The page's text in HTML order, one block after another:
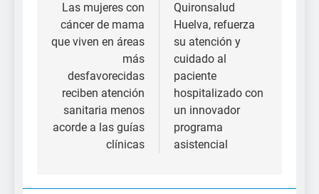
de
entradas
Las mujeres con
cáncer de mama
que viven en áreas
más
desfavorecidas
reciben atención
sanitaria menos
acorde a las guías
clínicas
Quironsalud
Huelva, refuerza
su atención y
cuidado al
paciente
hospitalizado con
un innovador
programa
asistencial